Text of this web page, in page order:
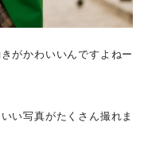
がかわいいんですよねー
い写真がたくさん撮れま